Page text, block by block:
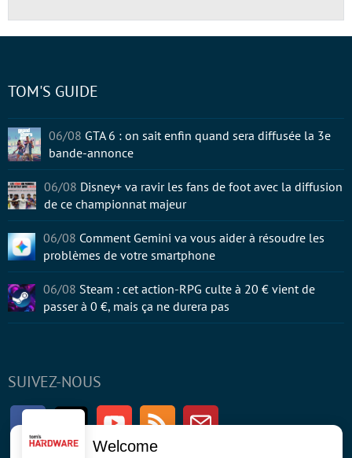
SUIVEZ-NOUS
FacebookTwitter Youtube RSS Newsletter
TOM'S GUIDE
06/08 GTA 6 : on sait enfin quand sera diffusée la 3e
bande-annonce
06/08 Disney+ va ravir les fans de foot avec la diffusion
de ce championnat majeur
06/08 Comment Gemini va vous aider à résoudre les
problèmes de votre smartphone
06/08 Steam : cet action-RPG culte à 20 € vient de
passer à 0 €, mais ça ne durera pas
Welcome